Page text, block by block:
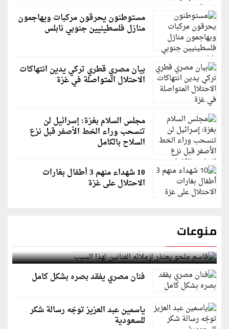
مستوطنون يحرقون مركبات ويهاجمون
منازل فلسطينيين جنوبي نابلس
بيان مصري قطري تركي يدين انتهاكات
الاحتلال المتواصلة في غزة
مجلس السلام بغزة: إسرائيل لن
تنسحب وراء الخط الأصفر قبل نزع
السلاح بالكامل
10 شهداء منهم 3 أطفال بغارات
الاحتلال على غزة
منوعات
قاسم ملحو يعتذر لزملائه الفنانين لهذا السبب
فنان مصري يفقد بصره بشكل كامل
ياسمين عبد العزيز توجّه رسالة شكر
للسعودية